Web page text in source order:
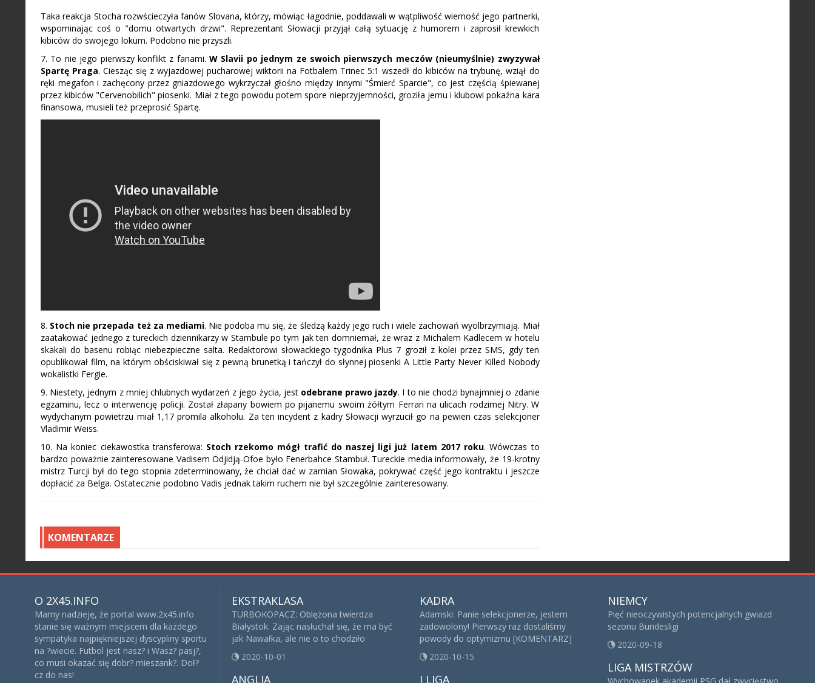
Taka reakcja Stocha rozwścieczyła fanów Slovana, którzy, mówiąc łagodnie, poddawali w wątpliwość wierność jego partnerki,
wspominając coś o "domu otwartych drzwi". Reprezentant Słowacji przyjął całą sytuację z humorem i zaprosił krewkich
kibiców do swojego lokum. Podobno nie przyszli.
7. To nie jego pierwszy konflikt z fanami.W Slavii po jednym ze swoich pierwszych meczów (nieumyślnie) zwyzywał
Spartę Praga. Ciesząc się z wyjazdowej pucharowej wiktorii na Fotbalem Trinec 5:1 wszedł do kibiców na trybunę, wziął do
ręki megafon i zachęcony przez gniazdowego wykrzyczał głośno między innymi "Śmierć Sparcie", co jest częścią śpiewanej
przez kibiców "Cervenobilich" piosenki. Miał z tego powodu potem spore nieprzyjemności, groziła jemu i klubowi pokaźna kara
finansowa, musieli też przeprosić Spartę.
8. Stoch nie przepada też za mediami. Nie podoba mu się, że śledzą każdy jego ruch i wiele zachowań wyolbrzymiają. Miał
zaatakować jednego z tureckich dziennikarzy w Stambule po tym jak ten domniemał, że wraz z Michalem Kadlecem w hotelu
skakali do basenu robiąc niebezpieczne salta. Redaktorowi słowackiego tygodnika Plus 7 groził z kolei przez SMS, gdy ten
opublikował film, na którym obściskiwał się z pewną brunetką i tańczył do słynnej piosenki A Little Party Never Killed Nobody
wokalistki Fergie.
9. Niestety, jednym z mniej chlubnych wydarzeń z jego życia, jest odebrane prawo jazdy. I to nie chodzi bynajmniej o zdanie
egzaminu, lecz o interwencję policji. Został złapany bowiem po pijanemu swoim żółtym Ferrari na ulicach rodzimej Nitry. W
wydychanym powietrzu miał 1,17 promila alkoholu. Za ten incydent z kadry Słowacji wyrzucił go na pewien czas selekcjoner
Vladimir Weiss.
10. Na koniec ciekawostka transferowa: Stoch rzekomo mógł trafić do naszej ligi już latem 2017 roku. Wówczas to
bardzo poważnie zainteresowane Vadisem Odjidją-Ofoe było Fenerbahce Stambuł. Tureckie media informowały, że 19-krotny
mistrz Turcji był do tego stopnia zdeterminowany, że chciał dać w zamian Słowaka, pokrywać część jego kontraktu i jeszcze
dopłacić za Belga. Ostatecznie podobno Vadis jednak takim ruchem nie był szczególnie zainteresowany.
KOMENTARZE
O 2X45.INFO
Mamy nadzieję, że portal www.2x45.info
stanie się ważnym miejscem dla każdego
sympatyka najpiękniejszej dyscypliny sportu
na ?wiecie. Futbol jest nasz? i Wasz? pasj?,
co musi okazać się dobr? mieszank?. Doł?
cz do nas!
EKSTRAKLASA
TURBOKOPACZ: Oblężona twierdza
Białystok. Zając nasłuchał się, że ma być
jak Nawałka, ale nie o to chodziło
2020-10-01
ANGLIA
KADRA
Adamski: Panie selekcjonerze, jestem
zadowolony! Pierwszy raz dostaliśmy
powody do optymizmu [KOMENTARZ]
2020-10-15
I LIGA
NIEMCY
Pięć nieoczywistych potencjalnych gwiazd
sezonu Bundesligi
2020-09-18
LIGA MISTRZÓW